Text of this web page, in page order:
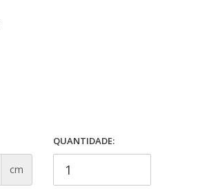
cm
QUANTIDADE: